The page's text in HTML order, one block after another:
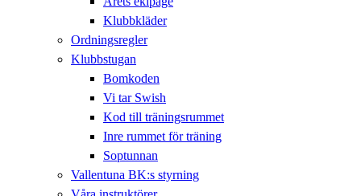
Klubbkläder
Ordningsregler
Klubbstugan
Bomkoden
Vi tar Swish
Kod till träningsrummet
Inre rummet för träning
Soptunnan
Vallentuna BK:s styrning